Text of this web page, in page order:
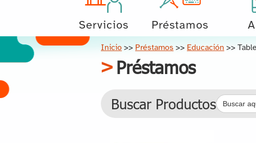
Servicios Préstamos
Inicio >> Préstamos >> Educación >>
Préstamos
Buscar ProductosBuscar: